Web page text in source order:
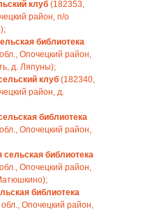
клуб (182353,
район, п/о
библиотека
Опочецкий район,
д. Ляпуны);
клуб (182340,
район, д.
библиотека
Опочецкий район,
библиотека
Опочецкий район,
библиотека
Опочецкий район,